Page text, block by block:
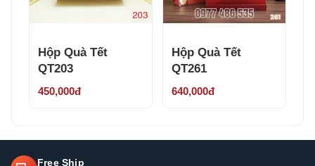
Hộp Quà Tết
QT203
450,000đ
Hộp Quà Tết
QT261
640,000đ
Free Ship